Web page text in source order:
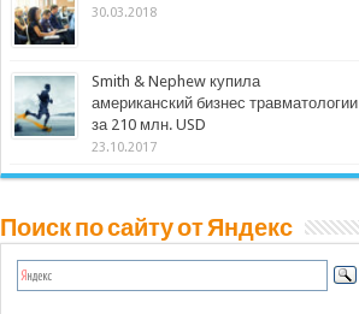
30.03.2018
Smith & Nephew купила
американский бизнес травматологии
за 210 млн. USD
23.10.2017
Поиск по сайту от Яндекс